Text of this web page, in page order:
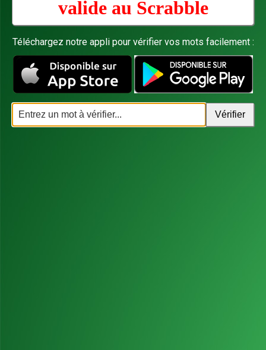
valide au Scrabble
Téléchargez notre appli pour vérifier vos mots facilement :